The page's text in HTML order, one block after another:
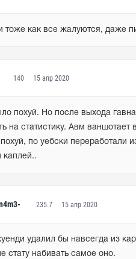
тоже как все жалуются, даже
140 15 апр 2020
похуй. Но после выхода
на статистику. Авм
по уебски переработали
каплей..
235.7 15 апр 2020
удалил бы навсегда из
стату набивать самое оно.